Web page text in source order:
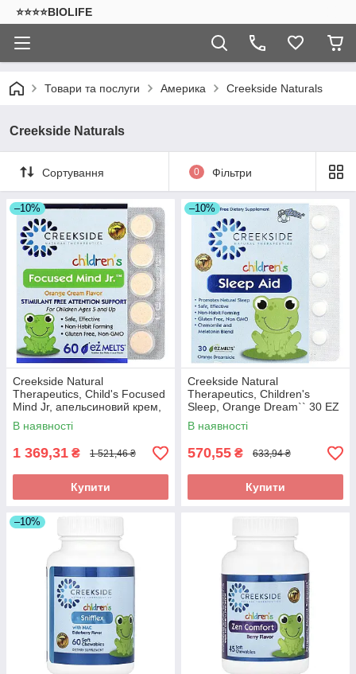
⭐⭐⭐⭐BIOLIFE
Товари та послуги Америка Creekside Naturals
Creekside Naturals
Сортування 0 Фільтри
–10%
Creekside Natural
Therapeutics, Child's Focused
Mind Jr, апельсиновий крем,
60 таблеток EZ-Melt в Україні
оригінал
В наявності
1 369,31 ₴ 1 521,46 ₴
Купити
–10%
Creekside Natural
Therapeutics, Children's
Sleep, Orange Dream`` 30 EZ
Melts оригінал
В наявності
570,55 ₴ 633,94 ₴
Купити
–10%